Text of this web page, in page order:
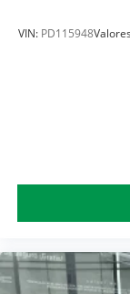
VIN: PD115948